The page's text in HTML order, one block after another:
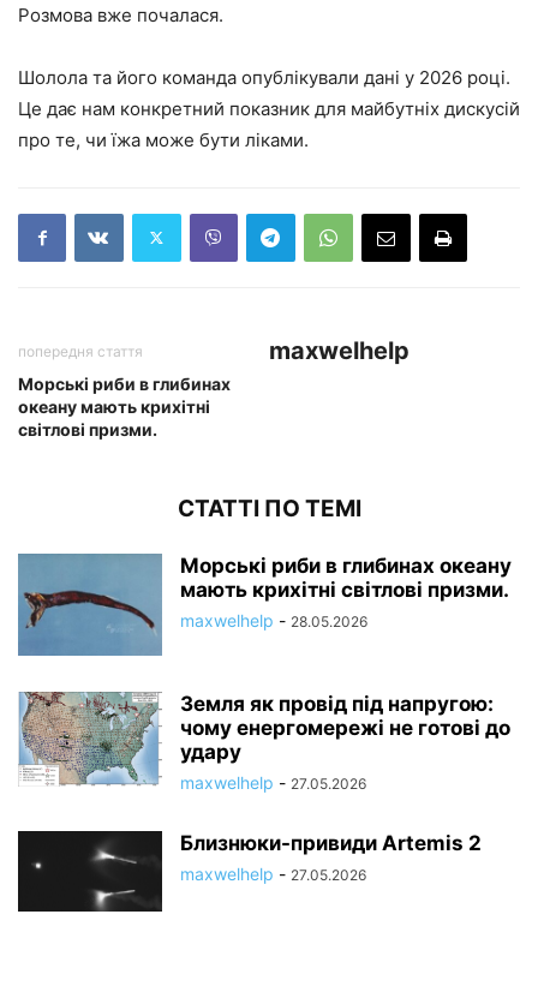
Розмова вже почалася.
Шолола та його команда опублікували дані у 2026 році.
Це дає нам конкретний показник для майбутніх дискусій
про те, чи їжа може бути ліками.
попередня стаття
Морські риби в глибинах
океану мають крихітні
світлові призми.
maxwelhelp
СТАТТІ ПО ТЕМІ
Морські риби в глибинах океану
мають крихітні світлові призми.
maxwelhelp - 28.05.2026
Земля як провід під напругою:
чому енергомережі не готові до
удару
maxwelhelp - 27.05.2026
Близнюки-привиди Artemis 2
maxwelhelp - 27.05.2026